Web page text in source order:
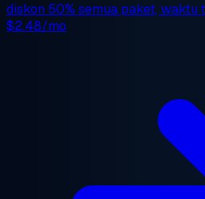
diskon 50% semua paket, waktu
$2.48/mo